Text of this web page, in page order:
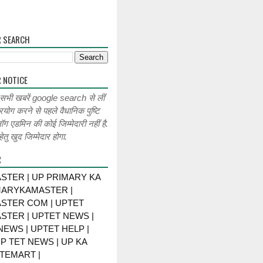
सभी खबरें google search से लीं
करने से पहले वैधानिक पुष्टि
की कोई जिम्मेदारी नहीं है.
खुद जिम्मेदार होगा.
| UP PRIMARY KA
|
COM | UPTET
| UPTET NEWS |
| UPTET HELP |
TET NEWS | UP KA
|